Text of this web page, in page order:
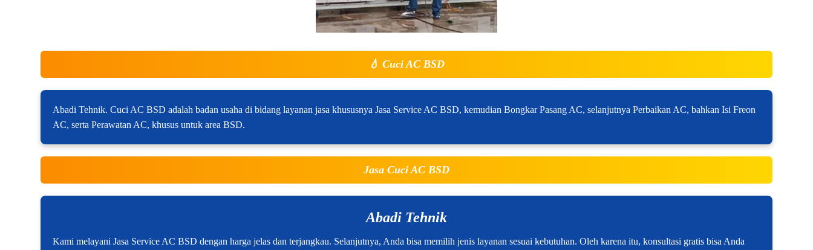
💧 Cuci AC BSD
Abadi Tehnik. Cuci AC BSD adalah badan usaha di bidang layanan jasa khususnya Jasa Service AC BSD, kemudian Bongkar Pasang AC, selanjutnya Perbaikan AC, bahkan Isi Freon
AC, serta Perawatan AC, khusus untuk area BSD.
Jasa Cuci AC BSD
Abadi Tehnik
Kami melayani Jasa Service AC BSD dengan harga jelas dan terjangkau. Selanjutnya, Anda bisa memilih jenis layanan sesuai kebutuhan. Oleh karena itu, konsultasi gratis bisa Anda